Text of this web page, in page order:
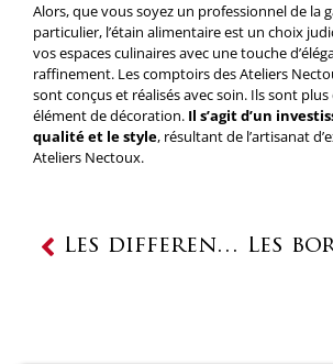
Alors, que vous soyez un professionnel de la
particulier, l’étain alimentaire est un choix
vos espaces culinaires avec une touche
raffinement. Les comptoirs des Ateliers
sont conçus et réalisés avec soin. Ils sont plus
élément de décoration. Il s’agit d’un
qualité et le style, résultant de l’artisanat
Ateliers Nectoux.
Les différentes étapes pour fabriquer un comptoir